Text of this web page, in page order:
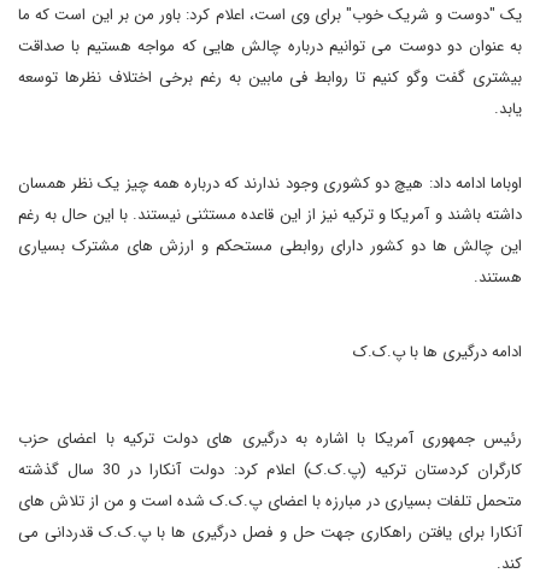
یک "دوست و شریک خوب" برای وی است، اعلام کرد: باور من بر این است که ما
به عنوان دو دوست می توانیم درباره چالش هایی که مواجه هستیم با صداقت
بیشتری گفت وگو کنیم تا روابط فی مابین به رغم برخی اختلاف نظرها توسعه
یابد.
اوباما ادامه داد: هیچ دو کشوری وجود ندارند که درباره همه چیز یک نظر همسان
داشته باشند و آمریکا و ترکیه نیز از این قاعده مستثنی نیستند. با این حال به رغم
این چالش ها دو کشور دارای روابطی مستحکم و ارزش های مشترک بسیاری
هستند.
ادامه درگیری ها با پ.ک.ک
رئیس جمهوری آمریکا با اشاره به درگیری های دولت ترکیه با اعضای حزب
کارگران کردستان ترکیه (پ.ک.ک) اعلام کرد: دولت آنکارا در 30 سال گذشته
متحمل تلفات بسیاری در مبارزه با اعضای پ.ک.ک شده است و من از تلاش های
آنکارا برای یافتن راهکاری جهت حل و فصل درگیری ها با پ.ک.ک قدردانی می
کند.